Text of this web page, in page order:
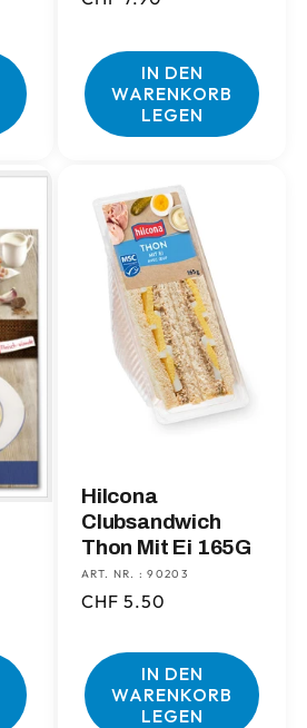
IN DEN
WARENKORB
LEGEN
Hilcona
Clubsandwich
Thon Mit Ei 165G
ART. NR. : 90203
Normaler
CHF 5.50
IN DEN
WARENKORB
LEGEN